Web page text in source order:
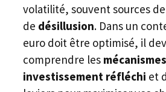
volatilité, souvent sources de
de désillusion. Dans un
euro doit être optimisé, il
comprendre les mécanismes
investissement réfléchi et